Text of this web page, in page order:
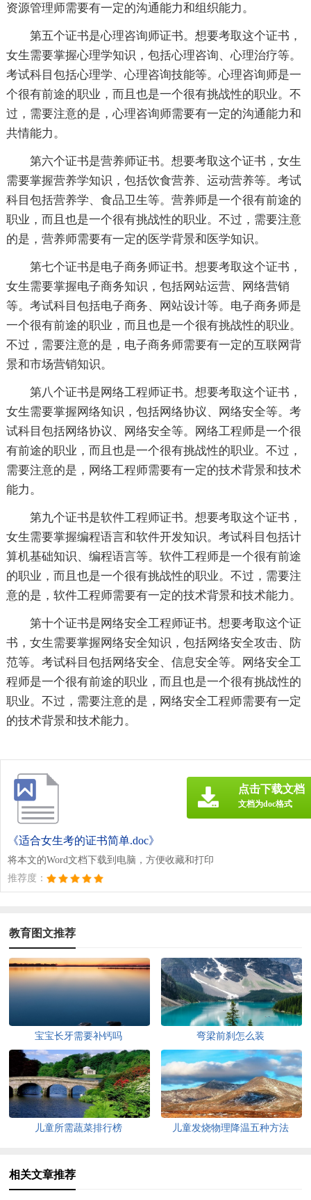
资源管理师需要有一定的沟通能力和组织能力。
第五个证书是心理咨询师证书。想要考取这个证书，
女生需要掌握心理学知识，包括心理咨询、心理治疗等。
考试科目包括心理学、心理咨询技能等。心理咨询师是一
个很有前途的职业，而且也是一个很有挑战性的职业。不
过，需要注意的是，心理咨询师需要有一定的沟通能力和
共情能力。
第六个证书是营养师证书。想要考取这个证书，女生
需要掌握营养学知识，包括饮食营养、运动营养等。考试
科目包括营养学、食品卫生等。营养师是一个很有前途的
职业，而且也是一个很有挑战性的职业。不过，需要注意
的是，营养师需要有一定的医学背景和医学知识。
第七个证书是电子商务师证书。想要考取这个证书，
女生需要掌握电子商务知识，包括网站运营、网络营销
等。考试科目包括电子商务、网站设计等。电子商务师是
一个很有前途的职业，而且也是一个很有挑战性的职业。
不过，需要注意的是，电子商务师需要有一定的互联网背
景和市场营销知识。
第八个证书是网络工程师证书。想要考取这个证书，
女生需要掌握网络知识，包括网络协议、网络安全等。考
试科目包括网络协议、网络安全等。网络工程师是一个很
有前途的职业，而且也是一个很有挑战性的职业。不过，
需要注意的是，网络工程师需要有一定的技术背景和技术
能力。
第九个证书是软件工程师证书。想要考取这个证书，
女生需要掌握编程语言和软件开发知识。考试科目包括计
算机基础知识、编程语言等。软件工程师是一个很有前途
的职业，而且也是一个很有挑战性的职业。不过，需要注
意的是，软件工程师需要有一定的技术背景和技术能力。
第十个证书是网络安全工程师证书。想要考取这个证
书，女生需要掌握网络安全知识，包括网络安全攻击、防
范等。考试科目包括网络安全、信息安全等。网络安全工
程师是一个很有前途的职业，而且也是一个很有挑战性的
职业。不过，需要注意的是，网络安全工程师需要有一定
的技术背景和技术能力。
《适合女生考的证书简单.doc》
将本文的Word文档下载到电脑，方便收藏和打印
推荐度：
点击下载文档
文档为doc格式
教育图文推荐
宝宝长牙需要补钙吗 弯梁前刹怎么装
儿童所需蔬菜排行榜 儿童发烧物理降温五种方法
相关文章推荐